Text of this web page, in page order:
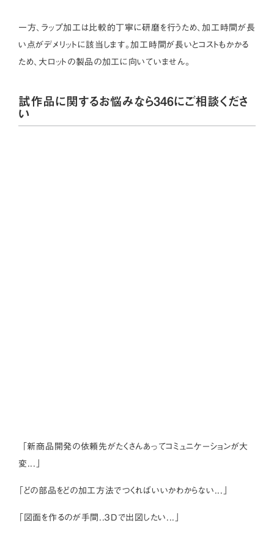
一方、ラップ加工は比較的丁寧に研磨を行うため、加工時間が長
い点がデメリットに該当します。加工時間が長いとコストもかかる
ため、大ロットの製品の加工に向いていません。
試作品に関するお悩みなら346にご相談くださ
い
「新商品開発の依頼先がたくさんあってコミュニケーションが大
変...」
「どの部品をどの加工方法でつくればいいかわからない...」
「図面を作るのが手間..３Dで出図したい...」